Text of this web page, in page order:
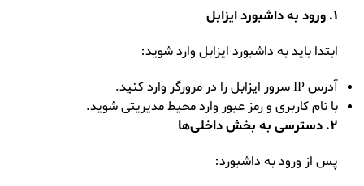
1. ورود به داشبورد ایزابل
ابتدا باید به داشبورد ایزابل وارد شوید:
آدرس IP سرور ایزابل را در مرورگر وارد کنید.
با نام کاربری و رمز عبور وارد محیط مدیریتی شوید.
2. دسترسی به بخش داخلی‌ها
پس از ورود به داشبورد: